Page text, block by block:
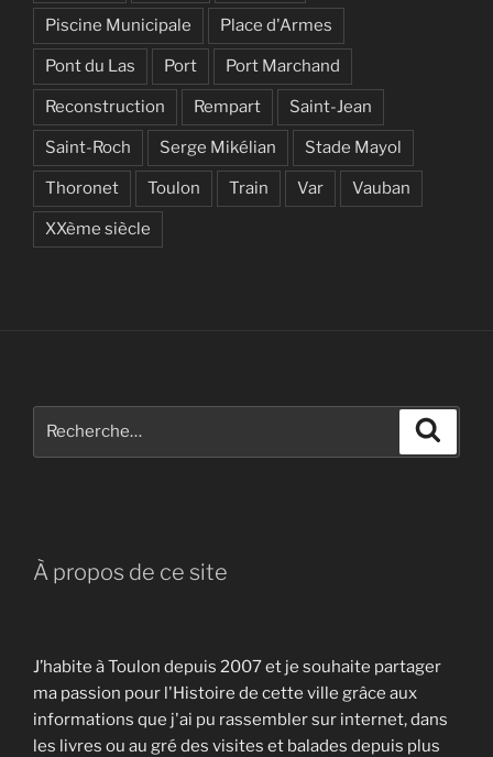
Piscine Municipale Place d'Armes
Pont du Las Port Port Marchand
Reconstruction Rempart Saint-Jean
Saint-Roch Serge Mikélian Stade Mayol
Thoronet Toulon Train Var Vauban
XXème siècle
À propos de ce site
J’habite à Toulon depuis 2007 et je souhaite partager
ma passion pour l'Histoire de cette ville grâce aux
informations que j'ai pu rassembler sur internet, dans
les livres ou au gré des visites et balades depuis plus